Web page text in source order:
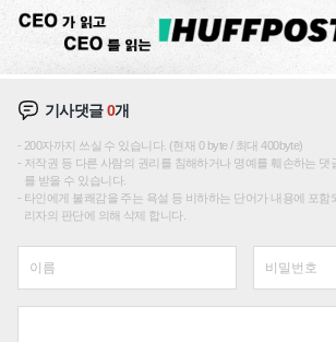
기사댓글0개
200자까지 쓰실 수 있습니다. (현재 0 byte / 최대 400byte)
저작권 등 다른 사람의 권리를 침해하거나 명예를 훼손하는 댓
를 받을 수 있습니다.
타인에게 불쾌감을 주는 욕설 등 비하하는 단어가 내용에 포함
리자의 판단에 의해 삭제 합니다.